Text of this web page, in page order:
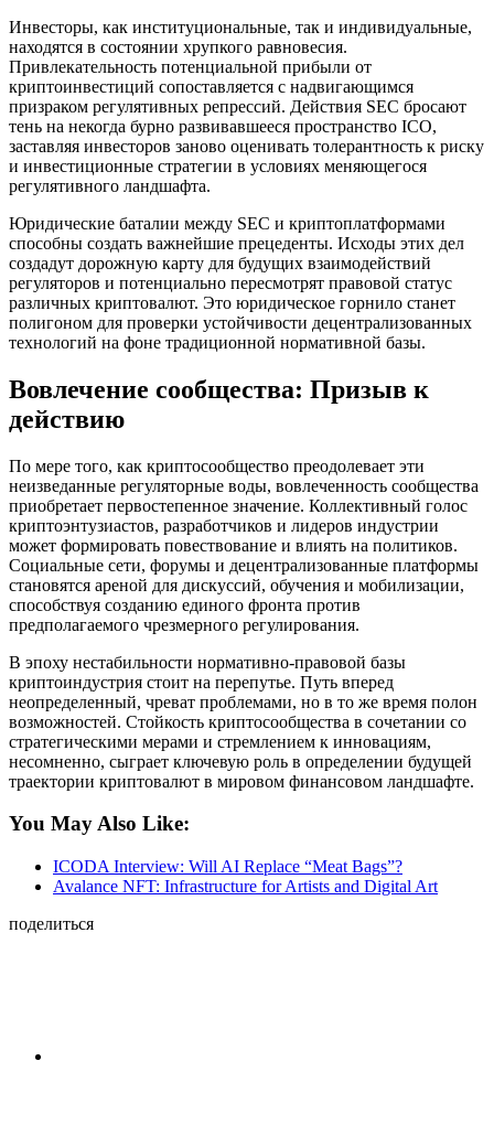
Инвесторы, как институциональные, так и индивидуальные,
находятся в состоянии хрупкого равновесия.
Привлекательность потенциальной прибыли от
криптоинвестиций сопоставляется с надвигающимся
призраком регулятивных репрессий. Действия SEC бросают
тень на некогда бурно развивавшееся пространство ICO,
заставляя инвесторов заново оценивать толерантность к риску
и инвестиционные стратегии в условиях меняющегося
регулятивного ландшафта.
Юридические баталии между SEC и криптоплатформами
способны создать важнейшие прецеденты. Исходы этих дел
создадут дорожную карту для будущих взаимодействий
регуляторов и потенциально пересмотрят правовой статус
различных криптовалют. Это юридическое горнило станет
полигоном для проверки устойчивости децентрализованных
технологий на фоне традиционной нормативной базы.
Вовлечение сообщества: Призыв к
действию
По мере того, как криптосообщество преодолевает эти
неизведанные регуляторные воды, вовлеченность сообщества
приобретает первостепенное значение. Коллективный голос
криптоэнтузиастов, разработчиков и лидеров индустрии
может формировать повествование и влиять на политиков.
Социальные сети, форумы и децентрализованные платформы
становятся ареной для дискуссий, обучения и мобилизации,
способствуя созданию единого фронта против
предполагаемого чрезмерного регулирования.
В эпоху нестабильности нормативно-правовой базы
криптоиндустрия стоит на перепутье. Путь вперед
неопределенный, чреват проблемами, но в то же время полон
возможностей. Стойкость криптосообщества в сочетании со
стратегическими мерами и стремлением к инновациям,
несомненно, сыграет ключевую роль в определении будущей
траектории криптовалют в мировом финансовом ландшафте.
You May Also Like:
ICODA Interview: Will AI Replace “Meat Bags”?
Avalance NFT: Infrastructure for Artists and Digital Art
поделиться